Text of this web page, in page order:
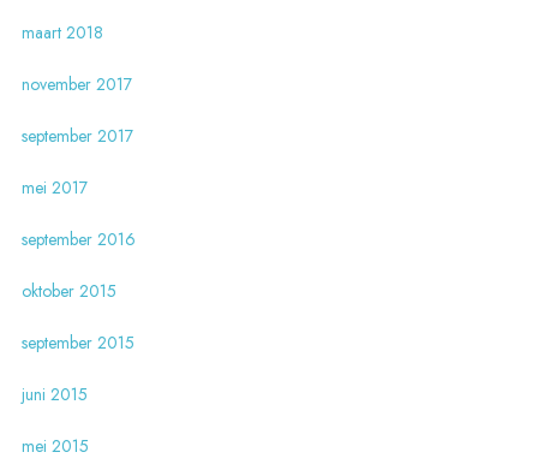
maart 2018
november 2017
september 2017
mei 2017
september 2016
oktober 2015
september 2015
juni 2015
mei 2015